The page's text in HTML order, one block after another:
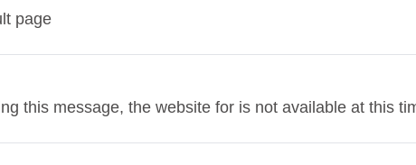
page
this message, the website for is not available at this